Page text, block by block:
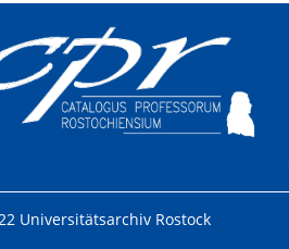
Universitätsarchiv Rostock